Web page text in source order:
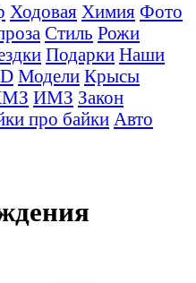
Ходовая Химия Фото
Стиль Рожи
Подарки Наши
Модели Крысы
ИМЗ Закон
про байки Авто